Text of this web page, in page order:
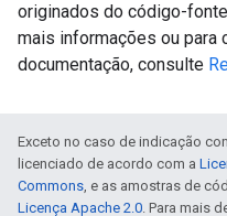
originados do código-
mais informações ou para
documentação, consulte
Exceto no caso de indicação
licenciado de acordo com a
Commons, e as amostras de
Licença Apache 2.0. Para mais